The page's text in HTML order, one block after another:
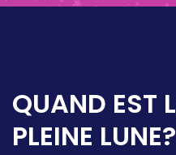
QUAND EST
PLEINE LUNE?